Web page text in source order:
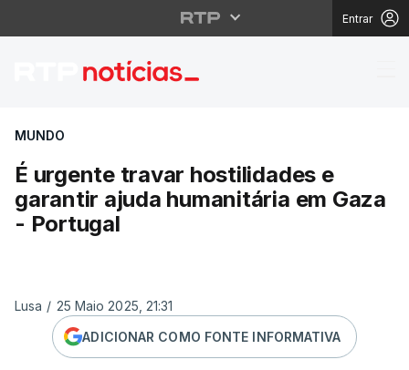
Entrar
É urgente travar
MUNDO
É urgente travar hostilidades e
garantir ajuda humanitária em Gaza
- Portugal
Lusa / 25 Maio 2025, 21:31
ADICIONAR COMO FONTE INFORMATIVA